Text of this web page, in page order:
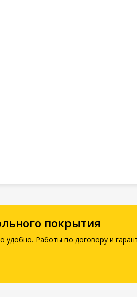
покрытия
Работы по договору и